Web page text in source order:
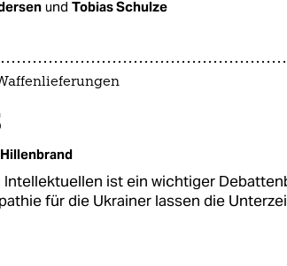
und Tobias Schulze
Intellektuellen ist ein wichtiger
für die Ukrainer lassen die